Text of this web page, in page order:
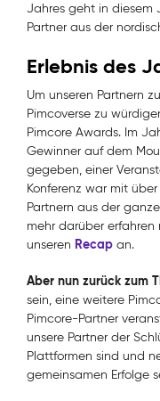
Jahres geht in diesem
Partner aus der
Erlebnis des
Um unseren Partnern
Pimcoverse zu
Pimcore Awards. Im
Gewinner auf dem
gegeben, einer
Konferenz war mit
Partnern aus der
mehr darüber
unseren Recap an.
Aber nun zurück zum
sein, eine weitere
Pimcore-Partner
unsere Partner der
Plattformen sind und
gemeinsamen Erfolge